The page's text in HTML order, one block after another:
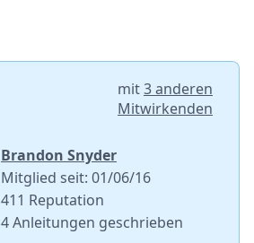
mit3 anderen
Mitwirkenden
Brandon Snyder
Mitglied seit: 01/06/16
411 Reputation
4 Anleitungen geschrieben